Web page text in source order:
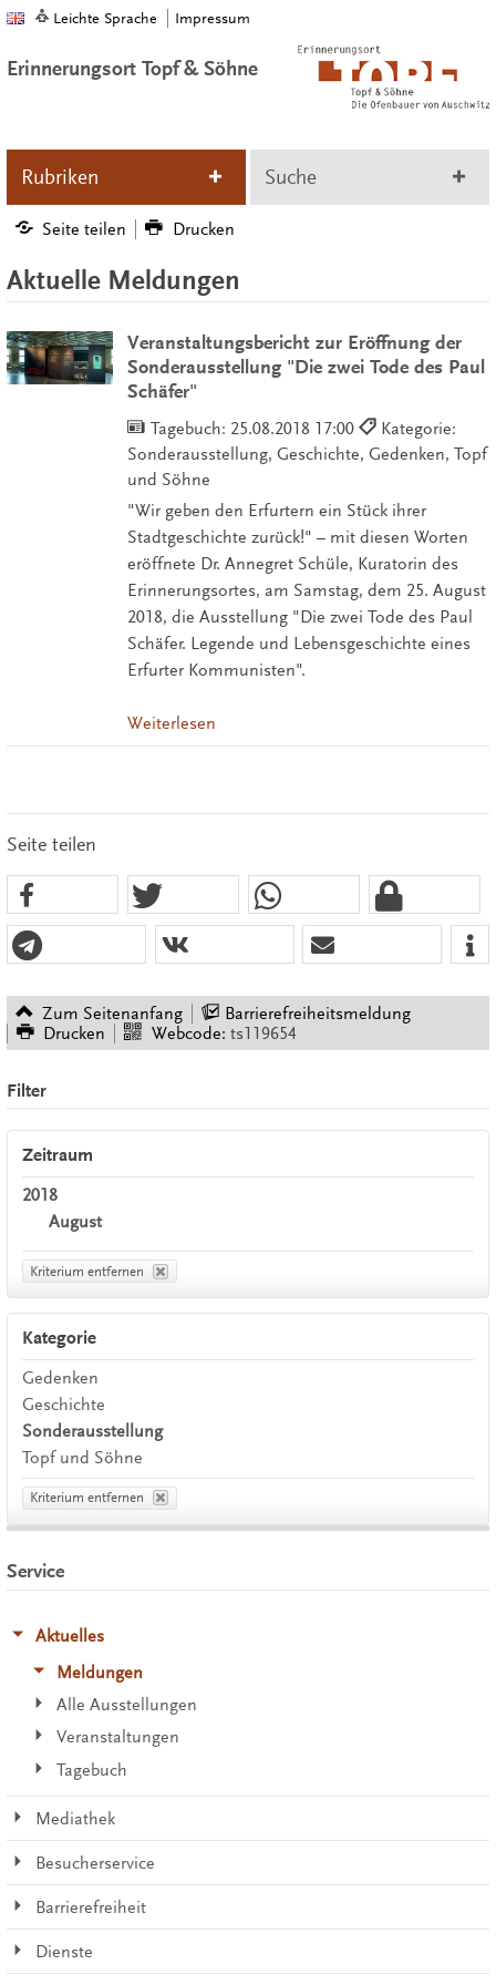
Leichte Sprache Impressum
Erinnerungsort Topf & Söhne
Rubriken Suche
Seite teilen Drucken
Aktuelle Meldungen
Veranstaltungsbericht zur Eröffnung der
Sonderausstellung "Die zwei Tode des Paul
Schäfer"
Tagebuch: 25.08.2018 17:00
Kategorie:
Sonderausstellung, Geschichte, Gedenken, Topf
und Söhne
"Wir geben den Erfurtern ein Stück ihrer
Stadtgeschichte zurück!" – mit diesen Worten
eröffnete Dr. Annegret Schüle, Kuratorin des
Erinnerungsortes, am Samstag, dem 25. August
2018, die Ausstellung "Die zwei Tode des Paul
Schäfer. Legende und Lebensgeschichte eines
Erfurter Kommunisten".
Weiterlesen
Seite teilen
Zum Seitenanfang
Barrierefreiheitsmeldung
Drucken
Webcode: ts119654
Filter
Zeitraum
2018
August
Kriterium entfernen
Kategorie
Gedenken
Geschichte
Sonderausstellung
Topf und Söhne
Kriterium entfernen
Service
Aktuelles
Meldungen
Alle Ausstellungen
Veranstaltungen
Tagebuch
Mediathek
Besucherservice
Barrierefreiheit
Dienste